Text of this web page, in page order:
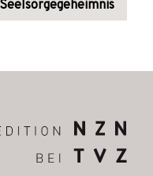
Seelsorgegeheimnis